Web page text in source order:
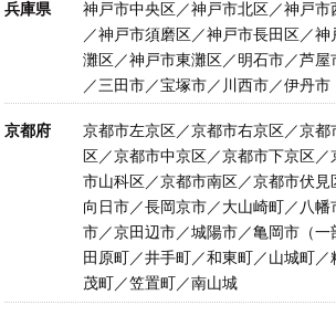
兵庫県
神戸市中央区／神戸市北区／神戸
／神戸市須磨区／神戸市長田区／
灘区／神戸市東灘区／明石市／芦
／三田市／宝塚市／川西市／伊丹市
京都府
京都市左京区／京都市右京区／京
区／京都市中京区／京都市下京区
市山科区／京都市南区／京都市伏見
向日市／長岡京市／大山崎町／八
市／京田辺市／城陽市／亀岡市（
田原町／井手町／和東町／山城町
茂町／笠置町／南山城